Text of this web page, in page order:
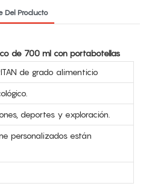
Del Producto
de 700 ml con portabotellas
de grado alimenticio
deportes y exploración.
personalizados están